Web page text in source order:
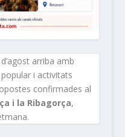
arriba amb
i activitats
confirmades al
i la Ribagorça,